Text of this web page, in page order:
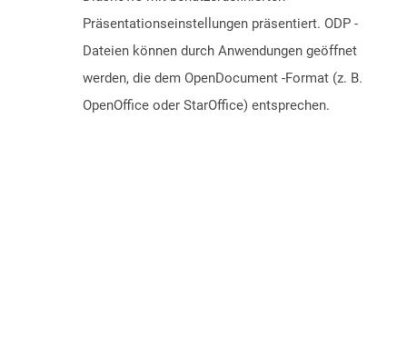
Präsentationseinstellungen präsentiert. ODP -
Dateien können durch Anwendungen geöffnet
werden, die dem OpenDocument -Format (z. B.
OpenOffice oder StarOffice) entsprechen.